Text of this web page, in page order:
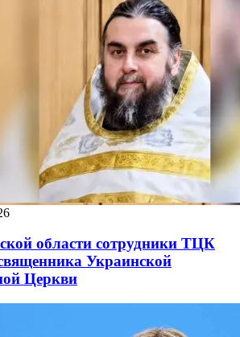
области сотрудники ТЦК
Украинской
Церкви